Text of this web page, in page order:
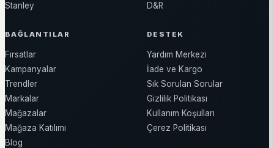
Stanley
D&R
BAĞLANTILAR
Fırsatlar
Kampanyalar
Trendler
Markalar
Mağazalar
Mağaza Katılımı
Blog
DESTEK
Yardım Merkezi
İade ve Kargo
Sık Sorulan Sorular
Gizlilik Politikası
Kullanım Koşulları
Çerez Politikası